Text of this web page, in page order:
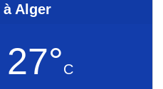
à Alger
27°C